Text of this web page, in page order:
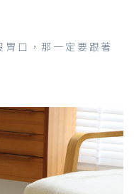
胃口，那一定要跟著